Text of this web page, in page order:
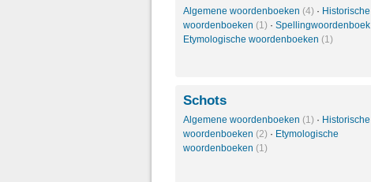
Algemene woordenboeken (4) · Historische
woordenboeken (1) · Spellingwoordenboek
Etymologische woordenboeken (1)
Schots
Algemene woordenboeken (1) · Historische
woordenboeken (2) · Etymologische
woordenboeken (1)